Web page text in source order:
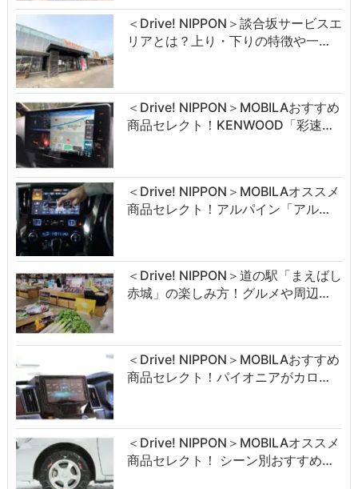
＜Drive! NIPPON＞談合坂サービスエ
リアとは？上り・下りの特徴や一…
＜Drive! NIPPON＞MOBILAおすすめ
商品セレクト！KENWOOD「彩速…
＜Drive! NIPPON＞MOBILAオススメ
商品セレクト！アルパイン「アル…
＜Drive! NIPPON＞道の駅「まえばし
赤城」の楽しみ方！グルメや周辺…
＜Drive! NIPPON＞MOBILAおすすめ
商品セレクト！パイオニアがカロ…
＜Drive! NIPPON＞MOBILAオススメ
商品セレクト！ シーン別おすすめ…